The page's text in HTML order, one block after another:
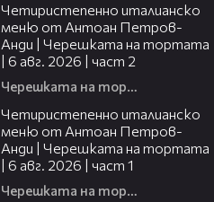
Четиристепенно италианско
меню от Антоан Петров-
Анди | Черешката на тортата
| 6 авг. 2026 | част 2
Черешката на тортата
Четиристепенно италианско
меню от Антоан Петров-
Анди | Черешката на тортата
| 6 авг. 2026 | част 1
Черешката на тортата